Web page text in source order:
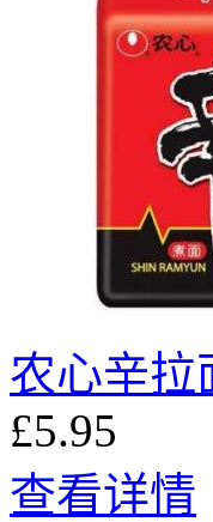
农心辛拉
£5.95
查看详情